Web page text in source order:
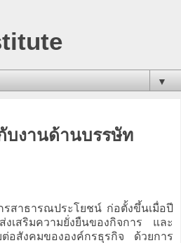
▼
งานด้านบรรษัท
สาธารณประโยชน์ ก่อตั้งขึ้นเมื่อปี
งเสริมความยั่งยืนของกิจการ และ
ต่อสังคมขององค์กรธุรกิจ ด้วยการ